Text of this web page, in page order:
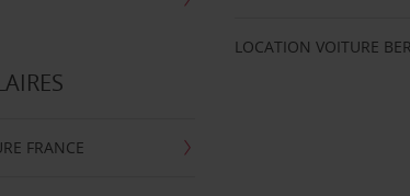
LOCATION VOITURE
FRANCE